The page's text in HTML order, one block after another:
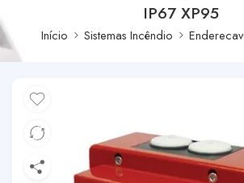
IP67 XP95
Início Sistemas Incêndio